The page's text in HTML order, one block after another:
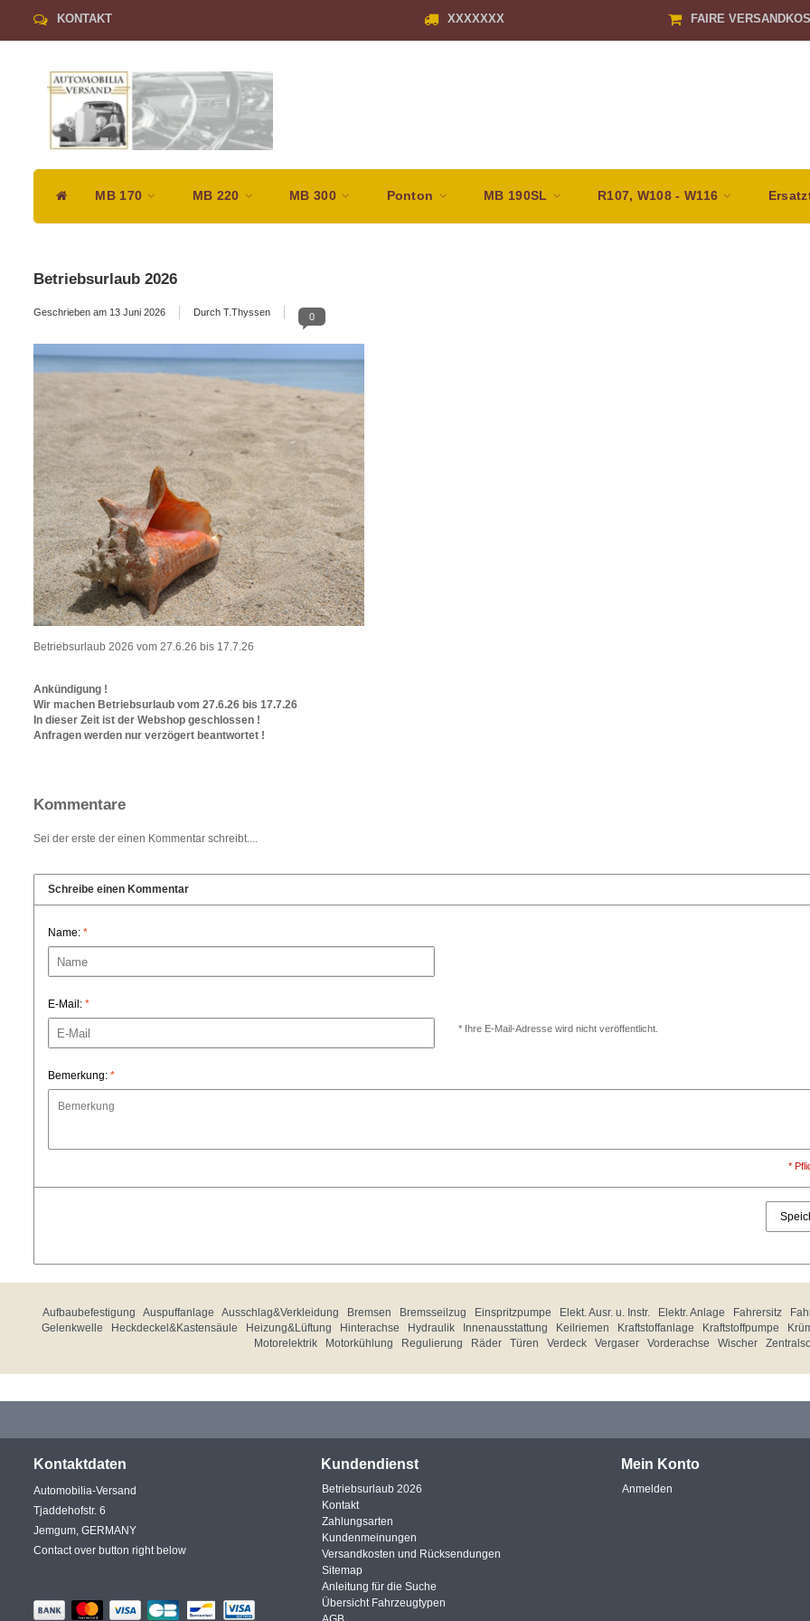
KONTAKT XXXXXXX FAIRE
MB 170 MB 220 MB 300 Ponton MB 190SL R107, W108 - W116
Betriebsurlaub 2026
Geschrieben am 13 Juni 2026 Durch T.Thyssen 0
Betriebsurlaub 2026 vom 27.6.26 bis 17.7.26
Ankündigung !
Wir machen Betriebsurlaub vom 27.6.26 bis 17.7.26
In dieser Zeit ist der Webshop geschlossen !
Anfragen werden nur verzögert beantwortet !
Kommentare
Sei der erste der einen Kommentar schreibt....
Schreibe einen Kommentar
Name: *
E-Mail: *
* Ihre E-Mail-Adresse wird nicht veröffentlicht.
Bemerkung: *
*
Aufbaubefestigung Auspuffanlage Ausschlag&Verkleidung Bremsen Bremsseilzug Einspritzpumpe Elekt. Ausr. u. Instr. Elektr. Anlage Fahrersitz
Gelenkwelle
Heckdeckel&Kastensäule Heizung&Lüftung Hinterachse Hydraulik Innenausstattung Keilriemen Kraftstoffanlage Kraftstoffpumpe
Motorelektrik
Motorkühlung Regulierung Räder Türen Verdeck Vergaser Vorderachse Wischer
Kontaktdaten
Automobilia-Versand
Tjaddehofstr. 6
Jemgum, GERMANY
Contact over button right below
Kundendienst
Betriebsurlaub 2026
Kontakt
Zahlungsarten
Kundenmeinungen
Versandkosten und Rücksendungen
Sitemap
Anleitung für die Suche
Übersicht Fahrzeugtypen
Mein Konto
Anmelden